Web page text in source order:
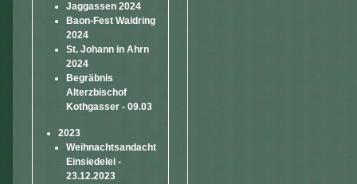
Jaggassen 2024
Baon-Fest Waidring
2024
St. Johann in Ahrn
2024
Begräbnis
Alterzbischof
Kothgasser - 09.03
2023
Weihnachtsandacht
Einsiedelei -
23.12.2023